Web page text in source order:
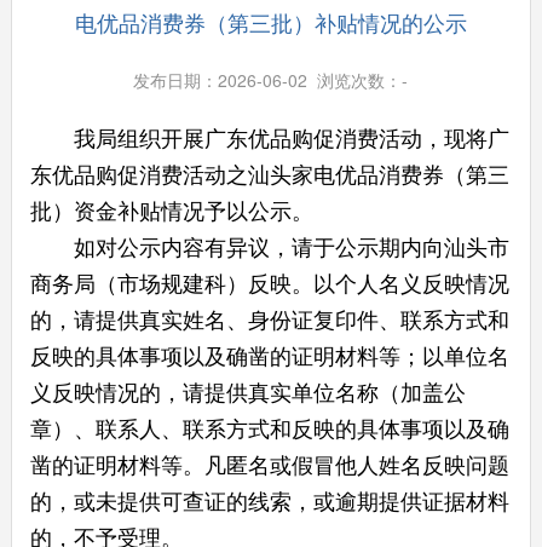
电优品消费券（第三批）补贴情况的公示
发布日期：2026-06-02 浏览次数：-
我局组织开展广东优品购促消费活动，现将广
东优品购促消费活动之汕头家电优品消费券（第三
批）资金补贴情况予以公示。
如对公示内容有异议，请于公示期内向汕头市
商务局（市场规建科）反映。以个人名义反映情况
的，请提供真实姓名、身份证复印件、联系方式和
反映的具体事项以及确凿的证明材料等；以单位名
义反映情况的，请提供真实单位名称（加盖公
章）、联系人、联系方式和反映的具体事项以及确
凿的证明材料等。凡匿名或假冒他人姓名反映问题
的，或未提供可查证的线索，或逾期提供证据材料
的，不予受理。